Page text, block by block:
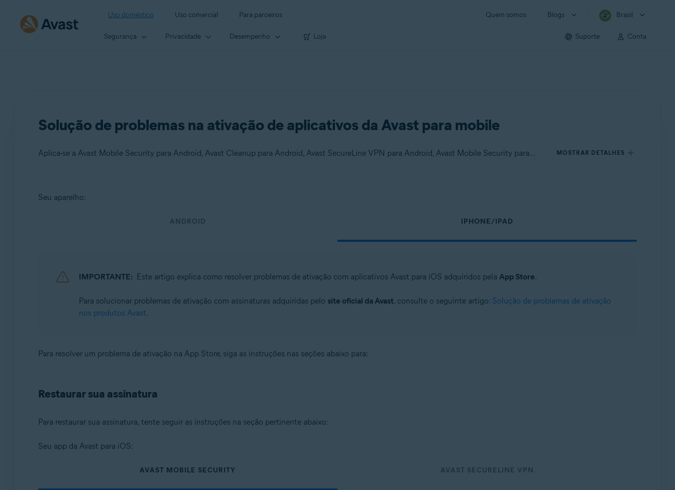
Uso doméstico Uso comercial Para parceiros Quem somos Blogs Brasil
Segurança Privacidade Desempenho Loja Suporte Conta
Solução de problemas na ativação de aplicativos da Avast para mobile
Aplica-se a Avast Mobile Security para Android, Avast Cleanup para Android, Avast SecureLine VPN para Android, Avast Mobile Security para iOS, Avast SecureLine VPN para iOS MOSTRAR DETALHES
Produtos:
Avast SecureLine VPN 6.x para iOS
Google Android 8.0 (Oreo, API 26) ou posterior
Seu aparelho:
ANDROID IPHONE/IPAD
IMPORTANTE: Este artigo explica como resolver problemas de ativação com aplicativos Avast para iOS adquiridos pela App Store.
Para solucionar problemas de ativação com assinaturas adquiridas pelo site oficial da Avast, consulte o seguinte artigo: Solução de problemas de ativação
nos produtos Avast.
Para resolver um problema de ativação na App Store, siga as instruções nas seções abaixo para:
Restaurar sua assinatura
Para restaurar sua assinatura, tente seguir as instruções na seção pertinente abaixo:
Seu app da Avast para iOS:
AVAST MOBILE SECURITY AVAST SECURELINE VPN